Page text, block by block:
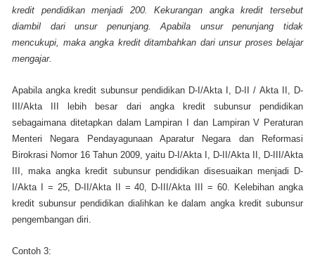
kredit pendidikan menjadi 200. Kekurangan angka kredit tersebut
diambil dari unsur penunjang. Apabila unsur penunjang tidak
mencukupi, maka angka kredit ditambahkan dari unsur proses belajar
mengajar.
Apabila angka kredit subunsur pendidikan D-I/Akta I, D-II / Akta II, D-
III/Akta III lebih besar dari angka kredit subunsur pendidikan
sebagaimana ditetapkan dalam Lampiran I dan Lampiran V Peraturan
Menteri Negara Pendayagunaan Aparatur Negara dan Reformasi
Birokrasi Nomor 16 Tahun 2009, yaitu D-I/Akta I, D-II/Akta II, D-III/Akta
III, maka angka kredit subunsur pendidikan disesuaikan menjadi D-
I/Akta I = 25, D-II/Akta II = 40, D-III/Akta III = 60. Kelebihan angka
kredit subunsur pendidikan dialihkan ke dalam angka kredit subunsur
pengembangan diri.
Contoh 3: